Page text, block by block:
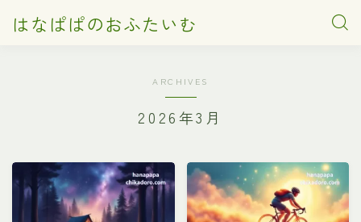
はなぱぱのおふたいむ
ARCHIVES
2026年3月